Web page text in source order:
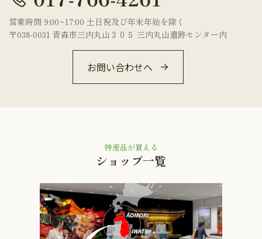
営業時間 9:00~17:00 土日祝及び年末年始を除く
〒038-0031 青森市三内丸山３０５ 三内丸山遺跡センター内
お問い合わせへ
特産品が買える
ショップ一覧